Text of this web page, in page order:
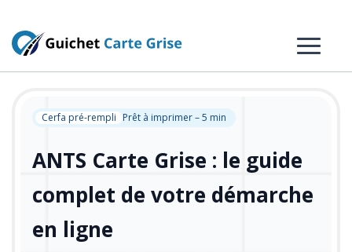
Cerfa pré-rempli Prêt à imprimer – 5 min
ANTS Carte Grise : le guide
complet de votre démarche
en ligne